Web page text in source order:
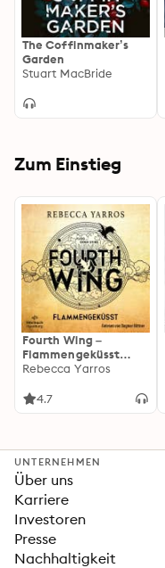
The Coffinmaker’s
Garden
Stuart MacBride
Zum Einstieg
Fourth Wing –
Flammengeküsst
(Flammengeküsst-
Rebecca Yarros
4.7
UNTERNEHMEN
Über uns
Karriere
Investoren
Presse
Nachhaltigkeit